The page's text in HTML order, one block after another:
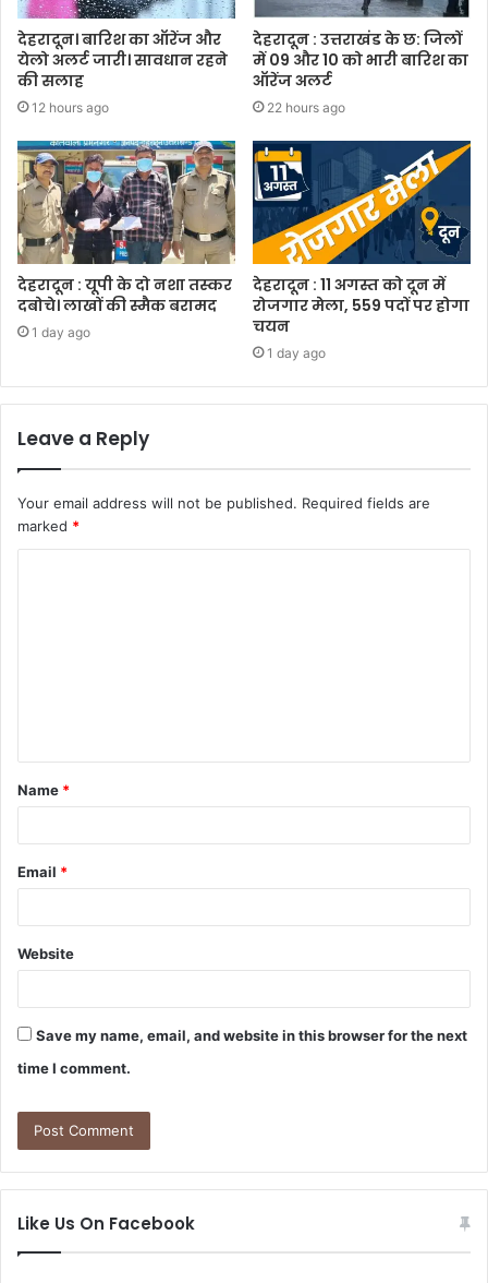
देहरादून। बारिश का ऑरेंज और
येलो अलर्ट जारी। सावधान रहने
की सलाह
12 hours ago
देहरादून : उत्तराखंड के छ: जिलों
में 09 और 10 को भारी बारिश का
ऑरेंज अलर्ट
22 hours ago
देहरादून : यूपी के दो नशा तस्कर
दबोचे। लाखों की स्मैक बरामद
1 day ago
देहरादून : 11 अगस्त को दून में
रोजगार मेला, 559 पदों पर होगा
चयन
1 day ago
Leave a Reply
Your email address will not be published. Required fields are
marked *
t
*
Name *
Email *
Website
Save my name, email, and website in this browser for the next
time I comment.
Like Us On Facebook